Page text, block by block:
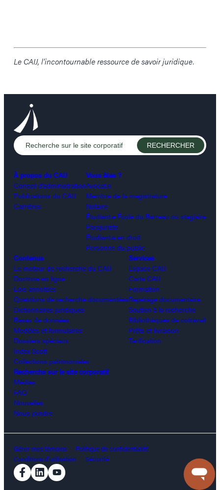
Le CAIJ, l’incontournable ressource de savoir juridique.
À propos du CAIJ
Conseil d’administration
Publications du CAIJ
Carrières
Vous êtes ?
Avocat.e
Membre de la magistrature
Notaire
Étudiant.e École du Barreau ou stagiaire
Parajuriste
Étudiant.e en droit
Personne du public
Contenus
Le moteur de recherche du CAIJ
Doctrine en ligne
Lois annotées
Questions de recherche documentées
Dictionnaires juridiques
Bases de données
Modèles et formulaires
Dossiers spéciaux
Index Scott
Collections patrimoniales
Services
Espace CAIJ
Carte CAIJ
Formation
Repérage documentaire
Soutien à la recherche
Bibliothèques de cotravail
Prêts et livraison
Tarification
Recherche sur le site corporatif
Médias
FAQ
Nouvelles
Nous joindre
Gérer mes témoins
Politique de confidentialité
Conditions d’utilisation
Sécurité